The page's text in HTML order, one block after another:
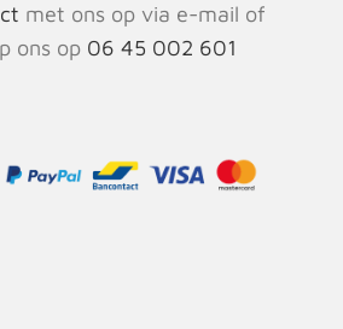
met ons op via e-mail of
ons op 06 45 002 601